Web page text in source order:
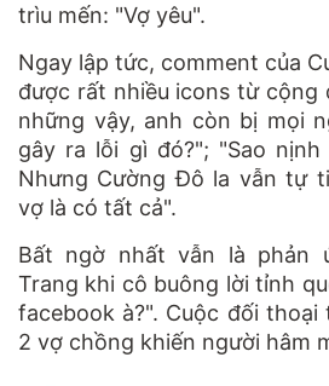
trìu mến: "Vợ yêu".
Ngay lập tức, comment của
được rất nhiều icons từ cộng
những vậy, anh còn bị mọi
gây ra lỗi gì đó?"; "Sao nịnh
Nhưng Cường Đô la vẫn tự
vợ là có tất cả".
Bất ngờ nhất vẫn là phản
Trang khi cô buông lời tỉnh
facebook à?". Cuộc đối thoại
2 vợ chồng khiến người hâm